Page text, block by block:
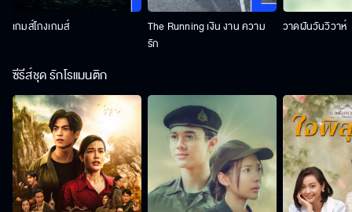
เกมส์โกงเกมส์
The Running เงิน งาน ความ
รัก
วาดฝันวันวิวาห์
ซีรีส์ชุด รักโรแมนติก